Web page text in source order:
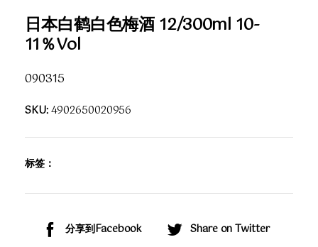
日本白鹤白色梅酒 12/300ml 10-
11％Vol
090315
SKU:4902650020956
标签：
分享到Facebook Share on Twitter